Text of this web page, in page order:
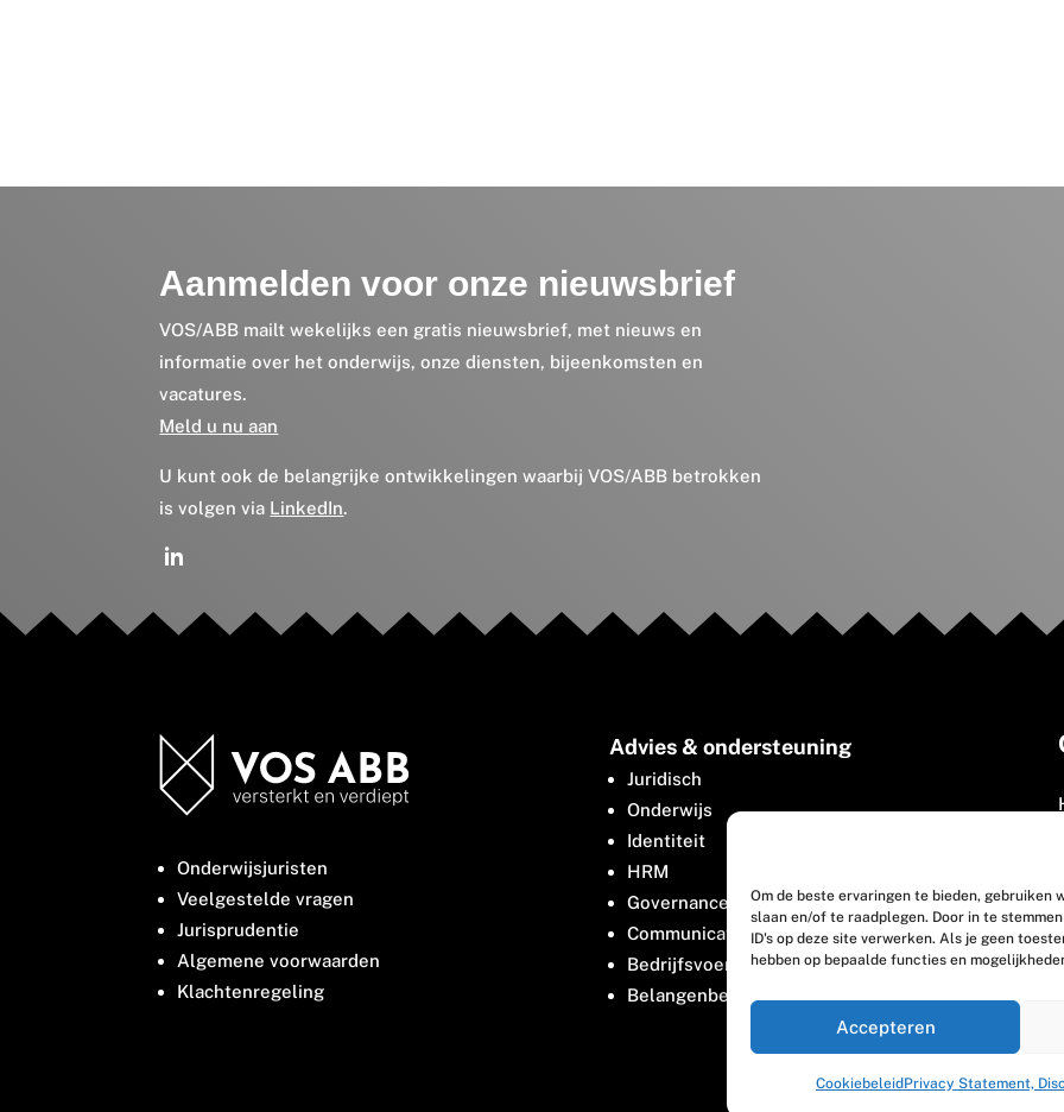
Om de beste ervaringen te bieden,
slaan en/of te raadplegen. Door in te
ID's op deze site verwerken. Als je geen
hebben op bepaalde functies en
Accepteren
CookiebeleidPrivacy Statement,
Aanmelden voor onze nieuwsbrief
VOS/ABB mailt wekelijks een gratis nieuwsbrief, met nieuws en
informatie over het onderwijs, onze diensten, bijeenkomsten en
vacatures.
Meld u nu aan
U kunt ook de belangrijke ontwikkelingen waarbij VOS/ABB betrokken
is volgen via LinkedIn.
Onderwijsjuristen
Veelgestelde vragen
Jurisprudentie
Algemene voorwaarden
Klachtenregeling
Advies & ondersteuning
Juridisch
Onderwijs
Identiteit
HRM
Governance
Communicatie
Bedrijfsvoering
Belangenbehartiging